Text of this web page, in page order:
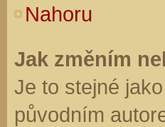
Nahoru
Jak změním
Je to stejné
původním